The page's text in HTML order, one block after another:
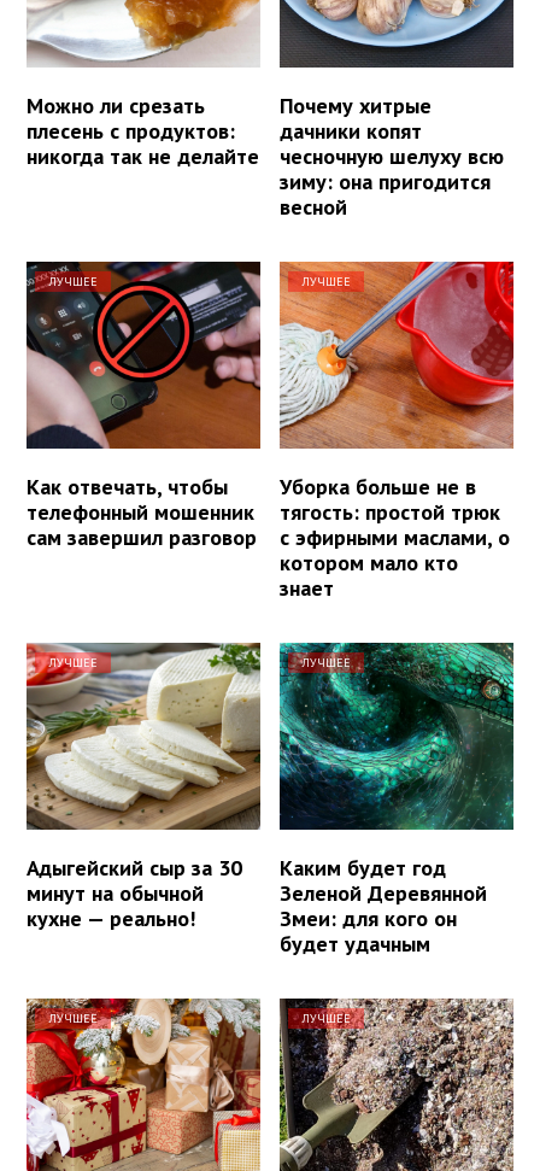
Можно ли срезать
плесень с продуктов:
никогда так не делайте
Почему хитрые
дачники копят
чесночную шелуху всю
зиму: она пригодится
весной
ЛУЧШЕЕ
Как отвечать, чтобы
телефонный мошенник
сам завершил разговор
ЛУЧШЕЕ
Уборка больше не в
тягость: простой трюк
с эфирными маслами, о
котором мало кто
знает
ЛУЧШЕЕ
Адыгейский сыр за 30
минут на обычной
кухне — реально!
ЛУЧШЕЕ
Каким будет год
Зеленой Деревянной
Змеи: для кого он
будет удачным
ЛУЧШЕЕ ЛУЧШЕЕ